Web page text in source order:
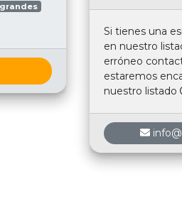
Si tienes una
en nuestro
erróneo
estaremos
nuestro listado